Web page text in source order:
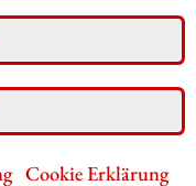
Cookie Erklärung